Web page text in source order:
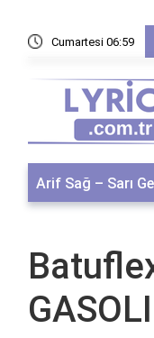
Cumartesi 06:59
Arif Sağ – Sarı